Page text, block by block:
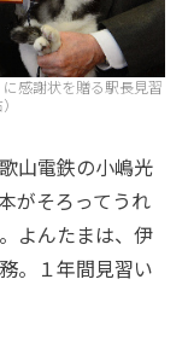
感謝状を贈る駅長見習
山電鉄の小嶋光
がそろってうれ
よんたまは、伊
。１年間見習い